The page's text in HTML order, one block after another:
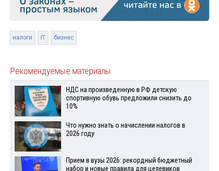
налоги IT бизнес
Рекомендуемые материалы
НДС на произведенную в РФ детскую
спортивную обувь предложили снизить до
10%
Что нужно знать о начислении налогов в
2026 году
Прием в вузы 2026: рекордный бюджетный
набор и новые правила для целевиков